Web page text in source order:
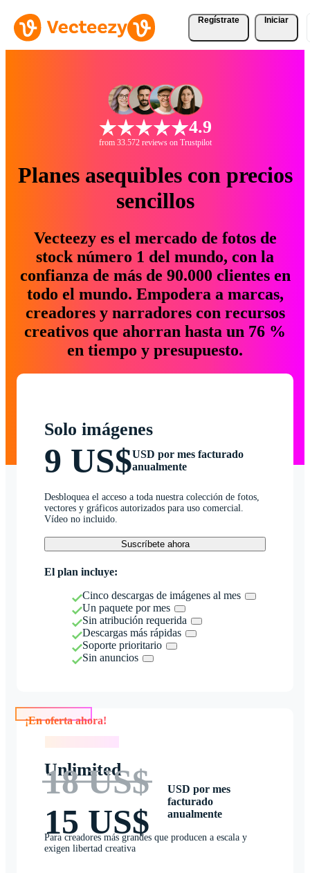
Regístrate Iniciar
4.9
from 33.572 reviews on Trustpilot
Planes asequibles con precios
sencillos
Vecteezy es el mercado de fotos de
stock número 1 del mundo, con la
confianza de más de 90.000 clientes en
todo el mundo. Empodera a marcas,
creadores y narradores con recursos
creativos que ahorran hasta un 76 %
en tiempo y presupuesto.
Solo imágenes
9 US$USD por mes facturado
anualmente
Desbloquea el acceso a toda nuestra colección de fotos,
vectores y gráficos autorizados para uso comercial.
Vídeo no incluido.
Suscríbete ahora
El plan incluye:
Cinco descargas de imágenes al mes
Un paquete por mes
Sin atribución requerida
Descargas más rápidas
Soporte prioritario
Sin anuncios
Unlimited
18 US$
15 US$
USD por mes
facturado
anualmente
Para creadores más grandes que producen a escala y
exigen libertad creativa